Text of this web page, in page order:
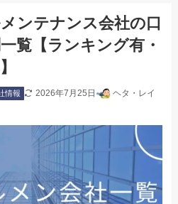
ンテナンス会社の口
覧【ランキング有・
情報 2026年7月25日 ヘタ・レイ